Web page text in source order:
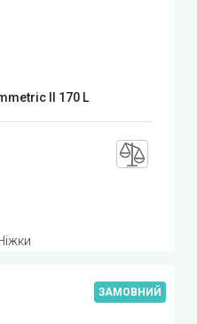
II 170 L
ЗАМОВНИЙ